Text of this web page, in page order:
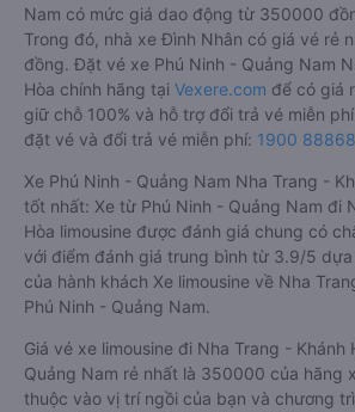
Nam có mức giá dao động từ 350000
Trong đó, nhà xe Đình Nhân có giá vé rẻ
đồng. Đặt vé xe Phú Ninh - Quảng Nam
Hòa chính hãng tại Vexere.com để có giá
giữ chỗ 100% và hỗ trợ đổi trả vé miễn
đặt vé và đổi trả vé miễn phí: 1900
Xe Phú Ninh - Quảng Nam Nha Trang -
tốt nhất: Xe từ Phú Ninh - Quảng Nam đi
Hòa limousine được đánh giá chung có
với điểm đánh giá trung bình từ 3.9/5
của hành khách Xe limousine về Nha
Phú Ninh - Quảng Nam.
Giá vé xe limousine đi Nha Trang - Khánh
Quảng Nam rẻ nhất là 350000 của hãng
thuộc vào vị trí ngồi của bạn và chương